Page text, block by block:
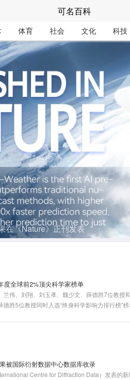
可名百科
体育 社会 文化 科技
在《Nature》正刊发表
度全球前2%顶尖科学家榜单
伟、刘翔、刘玉孝、魏少文、薛德胜7位教授
胜5位教授同时入选“终身科学影响力排行榜”榜
被国际衍射数据中心数据库收录
Centre for Diffraction Data）发表的